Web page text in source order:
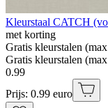
Kleurstaal CATCH
met korting
Gratis kleurstalen
Gratis kleurstalen
0.99
Prijs: 0.99 euro